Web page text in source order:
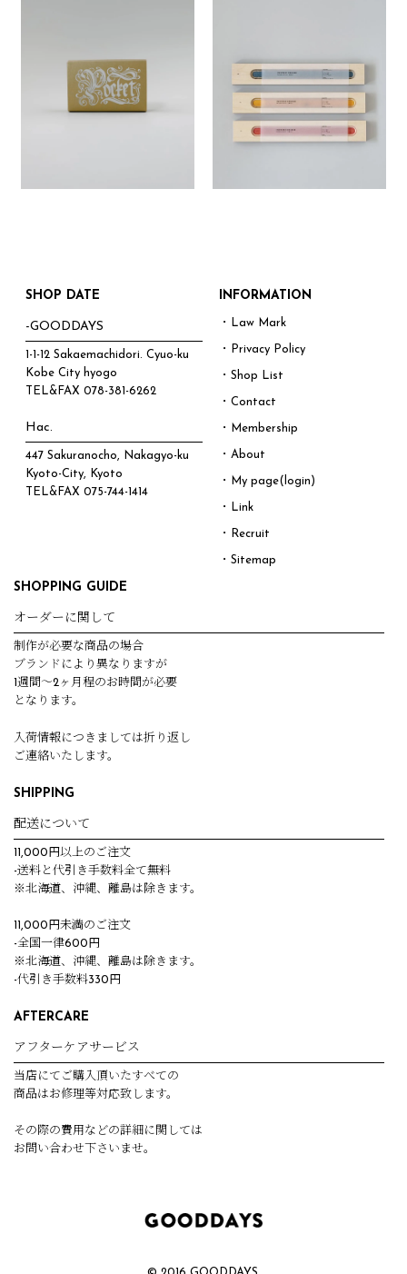
SHOP DATE
-GOODDAYS
1-1-12 Sakaemachidori. Cyuo-ku
Kobe City hyogo
TEL&FAX078-381-6262
Hac.
447 Sakuranocho, Nakagyo-ku
Kyoto-City, Kyoto
TEL&FAX075-744-1414
INFORMATION
・Law Mark
・Privacy Policy
・Shop List
・Contact
・Membership
・About
・My page(login)
・Link
・Recruit
・Sitemap
SHOPPING GUIDE
オーダーに関して
制作が必要な商品の場合
ブランドにより異なりますが
1週間～2ヶ月程のお時間が必要
となります。
入荷情報につきましては折り返し
ご連絡いたします。
SHIPPING
配送について
11,000円以上のご注文
-送料と代引き手数料全て無料
※北海道、沖縄、離島は除きます。
11,000円未満のご注文
-全国一律600円
※北海道、沖縄、離島は除きます。
-代引き手数料330円
AFTERCARE
アフターケアサービス
当店にてご購入頂いたすべての
商品はお修理等対応致します。
その際の費用などの詳細に関しては
お問い合わせ下さいませ。